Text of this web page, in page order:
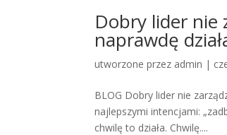
Dobry lider nie
naprawdę
utworzone przez admin |
BLOG Dobry lider nie
najlepszymi intencjami:
chwilę to działa. Chwilę....